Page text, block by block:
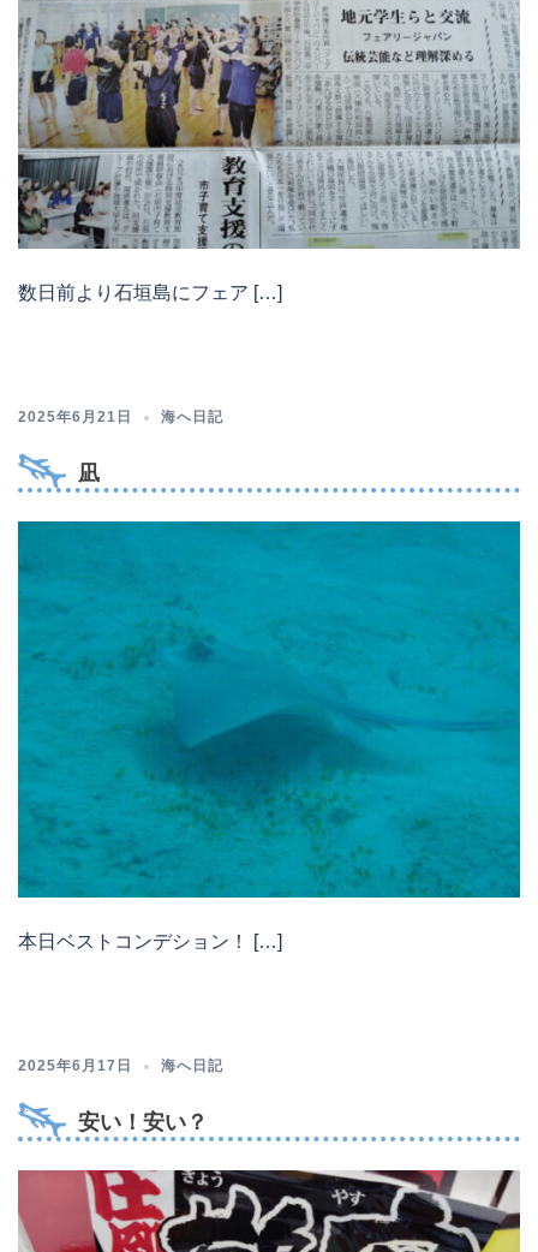
数日前より石垣島にフェア […]
2025年6月21日 海へ日記
凪
本日ベストコンデション！ […]
2025年6月17日 海へ日記
安い！安い？